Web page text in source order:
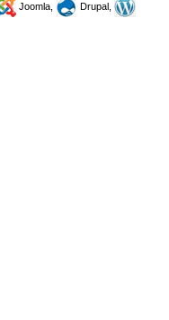
Joomla,
Drupal,